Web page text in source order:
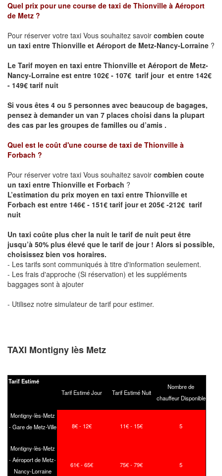
Quel prix pour une course de taxi de Thionville à Aéroport
de Metz ?
Pour réserver votre taxi Vous souhaitez savoir combien coute
un taxi entre Thionville et Aéroport de Metz-Nancy-Lorraine ?
Le Tarif moyen en taxi entre Thionville et Aéroport de Metz-
Nancy-Lorraine est entre 102€ - 107€ tarif jour et entre 142€
- 149€ tarif nuit
Si vous êtes 4 ou 5 personnes avec beaucoup de bagages,
pensez à demander un van 7 places choisi dans la plupart
des cas par les groupes de familles ou d’amis .
Quel est le coût d'une course de taxi de Thionville à
Forbach ?
Pour réserver votre taxi Vous souhaitez savoir combien coute
un taxi entre Thionville et Forbach ?
L’estimation du prix moyen en taxi entre Thionville et
Forbach est entre 146€ - 151€ tarif jour et 205€ -212€ tarif
nuit
Un taxi coûte plus cher la nuit le tarif de nuit peut être
jusqu’à 50% plus élevé que le tarif de jour ! Alors si possible,
choisissez bien vos horaires.
- Les tarifs sont communiqués à titre d'information seulement.
- Les frais d'approche (Si réservation) et les suppléments
baggages sont à ajouter
- Utilisez notre simulateur de tarif pour estimer.
TAXI Montigny lès Metz
Tarif Estimé
Tarif Estimé Jour
Tarif Estimé Nuit
Nombre de
chauffeur Disponible
Montigny-lès-Metz
- Gare de Metz-Ville
8€ - 12€ 11€ - 15€ 5
Montigny-lès-Metz
- Aéroport de Metz-
Nancy-Lorraine
61€ - 65€ 75€ - 79€ 5